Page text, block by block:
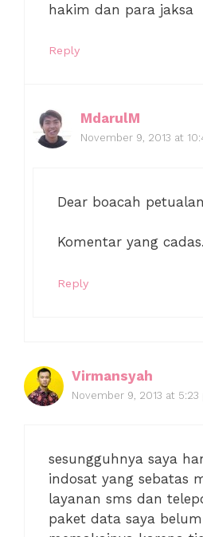
hakim dan para jaksa
Reply
MdarulM
November 9, 2013 at
Dear boacah
Komentar yang
Reply
Virmansyah
November 9, 2013 at 5:23
sesungguhnya saya
indosat yang sebatas
layanan sms dan
paket data saya